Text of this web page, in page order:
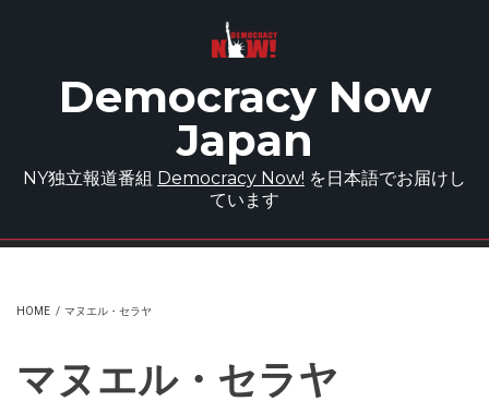
Democracy Now
Japan
NY独立報道番組 Democracy Now! を日本語でお届けし
ています
HOME / マヌエル・セラヤ
マヌエル・セラヤ